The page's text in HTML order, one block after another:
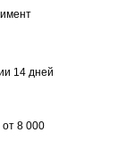
14 дней
от 8 000